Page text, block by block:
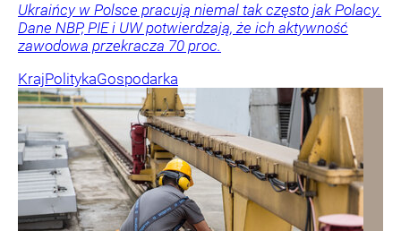
Ukraińcy w Polsce pracują niemal tak często jak Polacy.
Dane NBP, PIE i UW potwierdzają, że ich aktywność
zawodowa przekracza 70 proc.
KrajPolitykaGospodarka